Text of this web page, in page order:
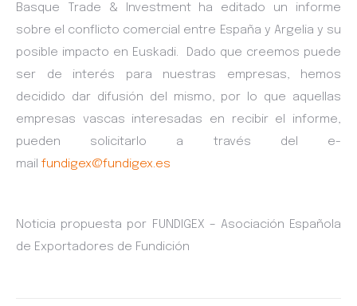
Basque Trade & Investment ha editado un informe
sobre el conflicto comercial entre España y Argelia y su
posible impacto en Euskadi. Dado que creemos puede
ser de interés para nuestras empresas, hemos
decidido dar difusión del mismo, por lo que aquellas
empresas vascas interesadas en recibir el informe,
pueden solicitarlo a través del e-
mail fundigex@fundigex.es
Noticia propuesta por FUNDIGEX – Asociación Española
de Exportadores de Fundición